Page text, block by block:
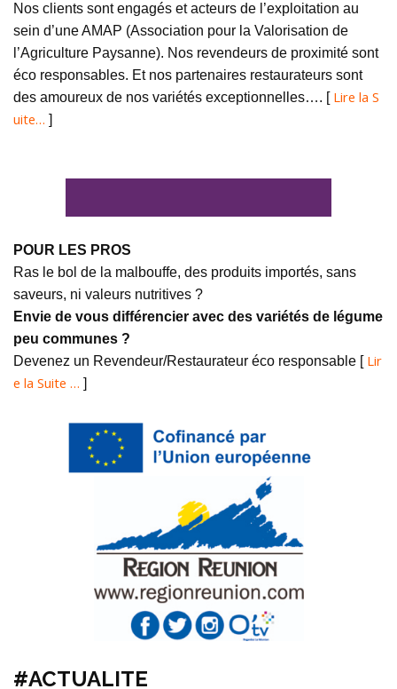
Nos clients sont engagés et acteurs de l’exploitation au
sein d’une AMAP (Association pour la Valorisation de
l’Agriculture Paysanne). Nos revendeurs de proximité sont
éco responsables. Et nos partenaires restaurateurs sont
des amoureux de nos variétés exceptionnelles…. [ Lire la S
uite… ]
POUR LES PROS
Ras le bol de la malbouffe, des produits importés, sans
saveurs, ni valeurs nutritives ?
Envie de vous différencier avec des variétés de légume
peu communes ?
Devenez un Revendeur/Restaurateur éco responsable [ Lir
e la Suite … ]
#ACTUALITE